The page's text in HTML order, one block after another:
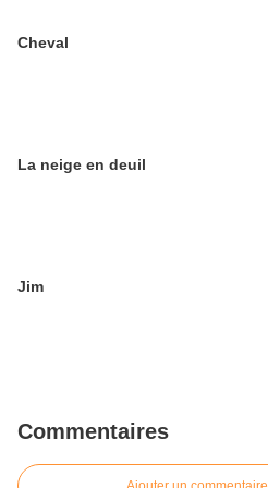
Cheval
La neige en deuil
Jim
Commentaires